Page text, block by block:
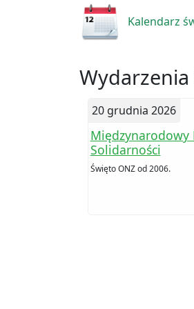
Kalendarz
20 grudnia 2026
Międzynarodowy
Solidarności
Święto ONZ od 2006.